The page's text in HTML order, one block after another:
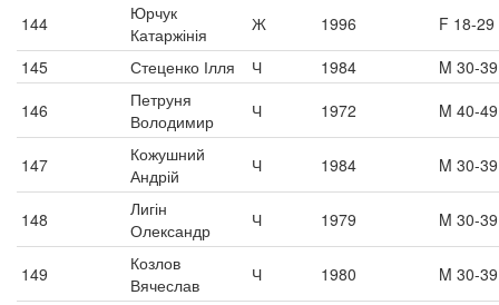
144
Юрчук
Катаржінія
Ж 1996
F 18-29
145
Стеценко Ілля Ч 1984
M 30-39
146
Петруня
Володимир
Ч 1972 M 40-49
147
Кожушний
Андрій
Ч 1984 M 30-39
148
Лигін
Олександр
Ч 1979 M 30-39
149
Козлов
Вячеслав
Ч 1980
M 30-39